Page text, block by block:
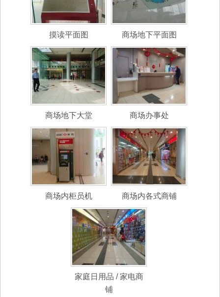
摸读平面图 商场地下平面图
商场地下大堂 商场办事处
商场内柜员机 商场内各式商铺
家庭日用品 / 家电商
铺